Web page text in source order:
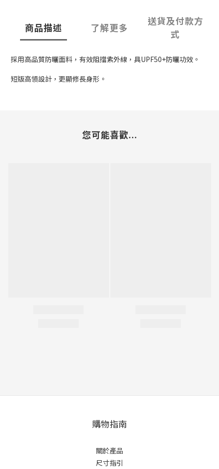
商品描述 了解更多
送貨及付款方
式
採用高品質防曬面料，有效阻擋紫外線，具UPF50+防曬功效。
短版高領設計，更顯修長身形。
您可能喜歡...
購物指南
關於產品
尺寸指引